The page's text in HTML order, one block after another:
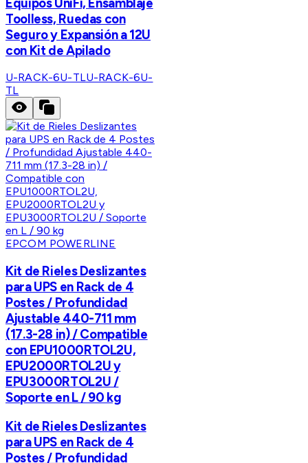
Toolless, Ruedas con
Seguro y Expansión a 12U
con Kit de Apilado
U-RACK-6U-TLU-RACK-6U-
TL
EPCOM POWERLINE
Kit de Rieles Deslizantes
para UPS en Rack de 4
Postes / Profundidad
Ajustable 440-711 mm
(17.3-28 in) / Compatible
con EPU1000RTOL2U,
EPU2000RTOL2U y
EPU3000RTOL2U /
Soporte en L / 90 kg
Kit de Rieles Deslizantes
para UPS en Rack de 4
Postes / Profundidad